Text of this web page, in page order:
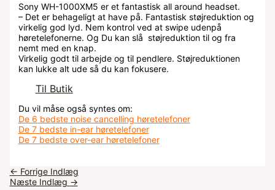
Sony WH-1000XM5 er et fantastisk all around headset.
– Det er behageligt at have på. Fantastisk støjreduktion og
virkelig god lyd. Nem kontrol ved at swipe udenpå
høretelefonerne. Og Du kan slå støjreduktion til og fra
nemt med en knap.
Virkelig godt til arbejde og til pendlere. Støjreduktionen
kan lukke alt ude så du kan fokusere.
Til Butik
Du vil måse også syntes om:
De 6 bedste noise cancelling høretelefoner
De 7 bedste in-ear høretelefoner
De 7 bedste over-ear høretelefoner
← Forrige Indlæg
Næste Indlæg →